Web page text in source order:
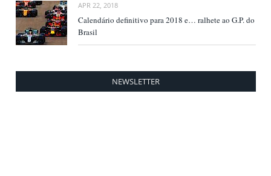
APR 22, 2018
Calendário definitivo para 2018 e… ralhete ao G.P. do
Brasil
NEWSLETTER